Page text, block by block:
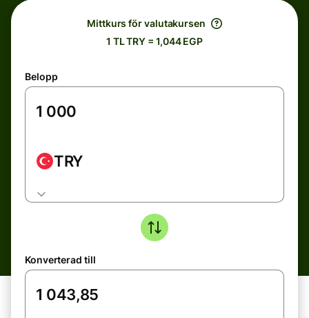
Mittkurs för valutakursen
1 TL TRY = 1,044 EGP
Belopp
TRY
Konverterad till